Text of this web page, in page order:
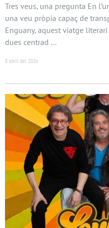
Tres veus, una pregunta En
una veu pròpia capaç de
Enguany, aquest viatge
dues centrad …
8 abril del 2026